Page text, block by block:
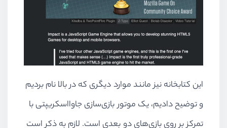
این کتابخانه نیز مانند موارد دیگری که در بالا نام بردیم
و توضیح دادیم، یک موتور بازی‌سازی جاوااسکریپتی با
تمرکز بر روی بازی‌های دو بعدی است. لازم به ذکر است